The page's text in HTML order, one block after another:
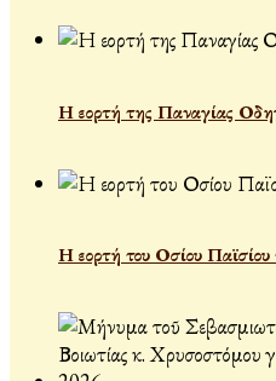
Η εορτή της Παναγίας
Η εορτή του Οσίου